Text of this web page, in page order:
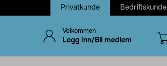
Privatkunde Bedriftskunde
Velkommen
Logg inn/Bli medlem